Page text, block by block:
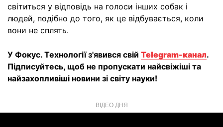
світиться у відповідь на голоси інших собак і
людей, подібно до того, як це відбувається, коли
вони не сплять.
У Фокус. Технології з'явився свій Telegram-канал.
Підписуйтесь, щоб не пропускати найсвіжіші та
найзахопливіші новини зі світу науки!
ВІДЕО ДНЯ